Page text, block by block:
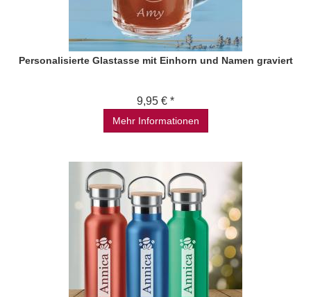
Personalisierte Glastasse mit Einhorn und Namen graviert
9,95 € *
Mehr Informationen